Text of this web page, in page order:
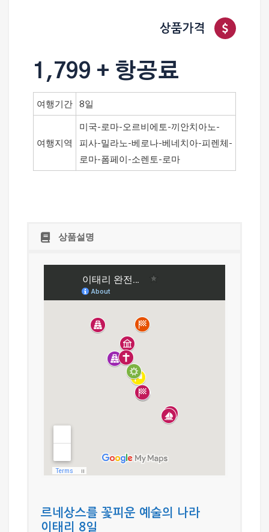
상품가격
1,799 + 항공료
여행기간 8일
여행지역
미국-로마-오르비에토-끼안치아노-
피사-밀라노-베로나-베네치아-피렌체-
로마-폼페이-소렌토-로마
상품설명
르네상스를 꽃피운 예술의 나라
이태리 8일